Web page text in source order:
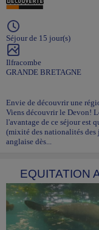
Séjour de 15 jour(s)
Ilfracombe
GRANDE BRETAGNE
Envie de découvrir une
Viens découvrir le Devon!
l'avantage de ce séjour est
(mixité des nationalités des
anglaise dès...
EQUITATION